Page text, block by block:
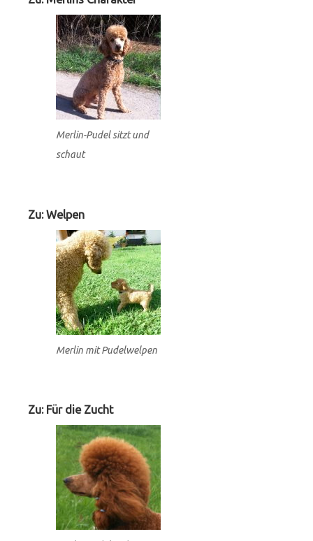
Merlin-Pudel sitzt und
schaut
Zu: Welpen
Merlin mit Pudelwelpen
Zu: Für die Zucht